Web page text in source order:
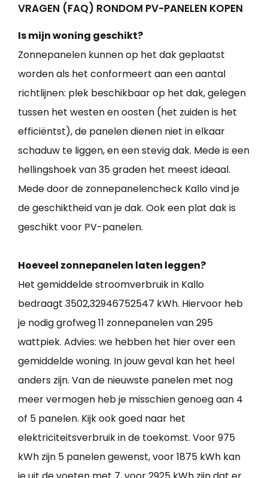
VRAGEN (FAQ) RONDOM PV-PANELEN KOPEN
Is mijn woning geschikt?
Zonnepanelen kunnen op het dak geplaatst
worden als het conformeert aan een aantal
richtlijnen: plek beschikbaar op het dak, gelegen
tussen het westen en oosten (het zuiden is het
efficiëntst), de panelen dienen niet in elkaar
schaduw te liggen, en een stevig dak. Mede is een
hellingshoek van 35 graden het meest ideaal.
Mede door de zonnepanelencheck Kallo vind je
de geschiktheid van je dak. Ook een plat dak is
geschikt voor PV-panelen.
Hoeveel zonnepanelen laten leggen?
Het gemiddelde stroomverbruik in Kallo
bedraagt 3502,32946752547 kWh. Hiervoor heb
je nodig grofweg 11 zonnepanelen van 295
wattpiek. Advies: we hebben het hier over een
gemiddelde woning. In jouw geval kan het heel
anders zijn. Van de nieuwste panelen met nog
meer vermogen heb je misschien genoeg aan 4
of 5 panelen. Kijk ook goed naar het
elektriciteitsverbruik in de toekomst. Voor 975
kWh zijn 5 panelen gewenst, voor 1875 kWh kan